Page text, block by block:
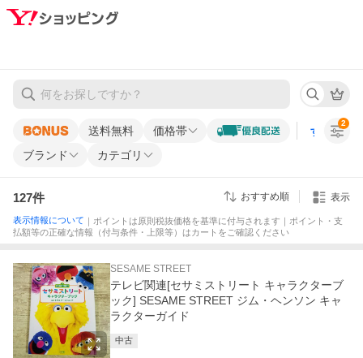
送料無料 価格帯 すべての条
ブランド カテゴリ
2
127件 おすすめ順 表示
表示情報について ｜ポイントは原則税抜価格を基準に付与されます｜ポイント・支
払額等の正確な情報（付与条件・上限等）はカートをご確認ください
SESAME STREET
テレビ関連[セサミストリート キャラクターブ
ック] SESAME STREET ジム・ヘンソン キャ
ラクターガイド
中古